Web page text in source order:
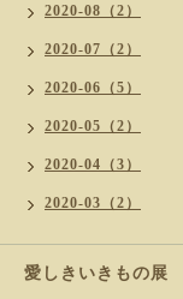
2020-08（2）
2020-07（2）
2020-06（5）
2020-05（2）
2020-04（3）
2020-03（2）
愛しきいきもの展